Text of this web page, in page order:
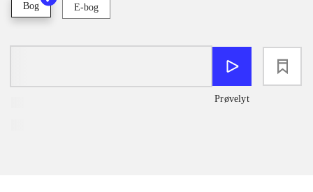
Bog E-bog
Prøvelyt